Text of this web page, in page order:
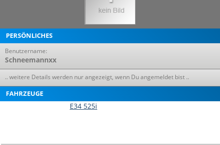
PERSÖNLICHES
Benutzername:
Schneemannxx
.. weitere Details werden nur angezeigt, wenn Du angemeldet bist ..
FAHRZEUGE
E34 525i